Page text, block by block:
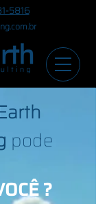
5816
pode
?